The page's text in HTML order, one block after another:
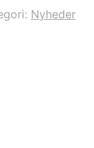
Nyheder